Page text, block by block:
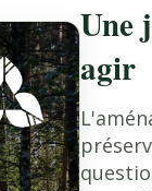
Une
agir